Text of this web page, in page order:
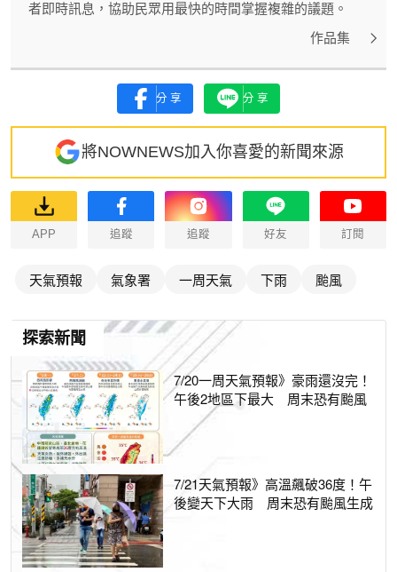
者即時訊息，協助民眾用最快的時間掌握複雜的議題。
作品集
分享 分享
將NOWNEWS加入你喜愛的新聞來源
APP 追蹤 追蹤 好友 訂閱
天氣預報 氣象署 一周天氣 下雨 颱風
探索新聞
7/20一周天氣預報》豪雨還沒完！
午後2地區下最大 周末恐有颱風
7/21天氣預報》高溫飆破36度！午
後變天下大雨 周末恐有颱風生成